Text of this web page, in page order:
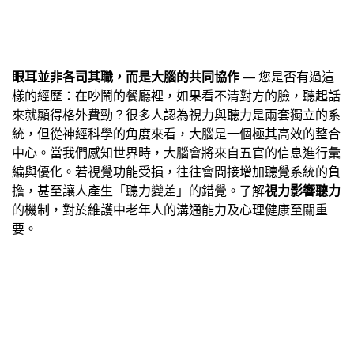
眼耳並非各司其職，而是大腦的共同協作 — 您是否有過這
樣的經歷：在吵鬧的餐廳裡，如果看不清對方的臉，聽起話
來就顯得格外費勁？很多人認為視力與聽力是兩套獨立的系
統，但從神經科學的角度來看，大腦是一個極其高效的整合
中心。當我們感知世界時，大腦會將來自五官的信息進行彙
編與優化。若視覺功能受損，往往會間接增加聽覺系統的負
擔，甚至讓人產生「聽力變差」的錯覺。了解視力影響聽力
的機制，對於維護中老年人的溝通能力及心理健康至關重
要。